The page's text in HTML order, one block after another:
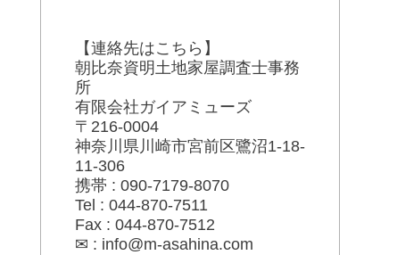
【連絡先はこちら】
朝比奈資明土地家屋調査士事務
所
有限会社ガイアミューズ
〒216-0004
神奈川県川崎市宮前区鷺沼1-18-
11-306
携帯 : 090-7179-8070
Tel : 044-870-7511
Fax : 044-870-7512
✉ : info@m-asahina.com